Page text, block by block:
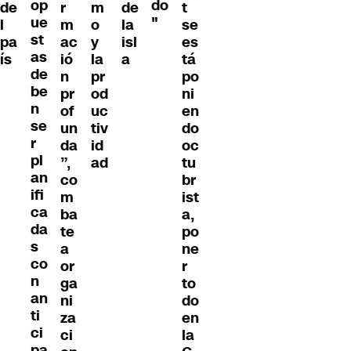
de
l
pa
ís
op
ue
st
as
de
be
n
se
r
pl
an
ifi
ca
da
s
co
n
an
ti
ci
r
m
ac
ió
n
pr
of
un
da
”,
co
m
ba
te
a
or
ga
ni
za
ci
m
o
y
la
pr
od
uc
tiv
id
ad
de
la
isl
a
do
"
t
se
es
tá
po
ni
en
do
oc
tu
br
ist
a,
po
ne
r
to
do
en
la